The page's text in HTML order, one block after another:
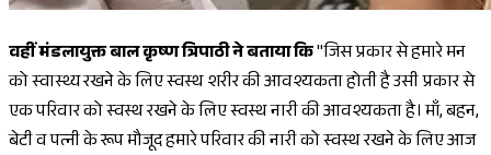
वहीं मंडलायुक्त बाल कृष्ण त्रिपाठी ने बताया कि"जिस प्रकार से हमारे मन
को स्वास्थ्य रखने के लिए स्वस्थ शरीर की आवश्यकता होती है उसी प्रकार से
एक परिवार को स्वस्थ रखने के लिए स्वस्थ नारी की आवश्यकता है। माँ, बहन,
बेटी व पत्नी के रूप मौजूद हमारे परिवार की नारी को स्वस्थ रखने के लिए आज